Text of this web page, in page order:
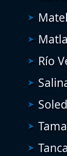
Río